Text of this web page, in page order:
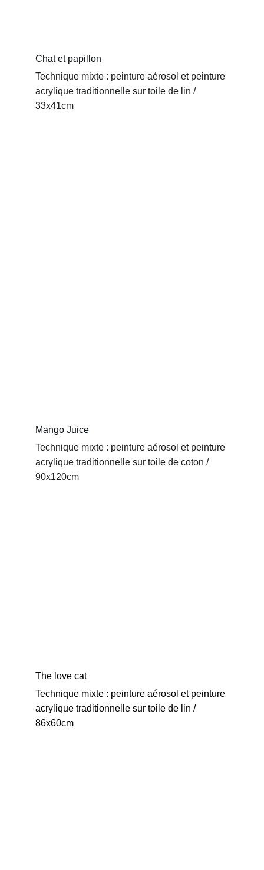
Chat et papillon
Technique mixte : peinture aérosol et peinture
acrylique traditionnelle sur toile de lin /
33x41cm
Mango Juice
Technique mixte : peinture aérosol et peinture
acrylique traditionnelle sur toile de coton /
90x120cm
The love cat
Technique mixte : peinture aérosol et peinture
acrylique traditionnelle sur toile de lin /
86x60cm